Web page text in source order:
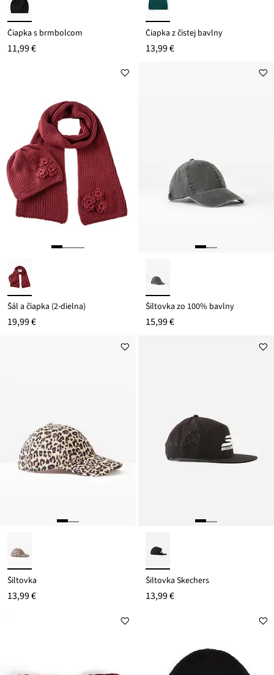
Čiapka s brmbolcom
11,99 €
Čiapka z čistej bavlny
13,99 €
Šál a čiapka (2-dielna)
19,99 €
Šiltovka zo 100% bavlny
15,99 €
Šiltovka
13,99 €
Šiltovka Skechers
13,99 €